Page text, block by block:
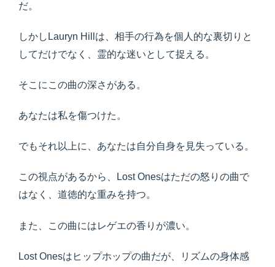
だ。
しかしLauryn Hillは、相手の行為を個人的な裏切りと
してだけでなく、霊的な迷いとして捉える。
そこにこの曲の深さがある。
あなたは私を傷つけた。
でもそれ以上に、あなたは自分自身を見失っている。
この視点があるから、Lost Onesはただの怒りの曲で
はなく、道徳的な重みを持つ。
また、この曲にはレゲエの香りが濃い。
Lost Onesはヒップホップの曲だが、リズムの身体感